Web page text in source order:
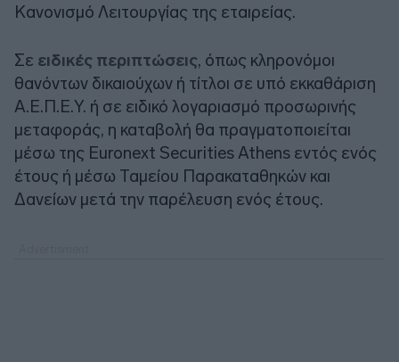
Κανονισμό Λειτουργίας της εταιρείας.
Σε ειδικές περιπτώσεις, όπως κληρονόμοι
θανόντων δικαιούχων ή τίτλοι σε υπό εκκαθάριση
Α.Ε.Π.Ε.Υ. ή σε ειδικό λογαριασμό προσωρινής
μεταφοράς, η καταβολή θα πραγματοποιείται
μέσω της Euronext Securities Athens εντός ενός
έτους ή μέσω Ταμείου Παρακαταθηκών και
Δανείων μετά την παρέλευση ενός έτους.